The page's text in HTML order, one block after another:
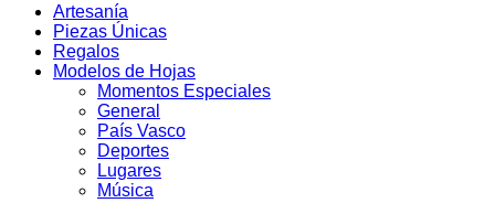
Artesanía
Piezas Únicas
Regalos
Modelos de Hojas
Momentos Especiales
General
País Vasco
Deportes
Lugares
Música